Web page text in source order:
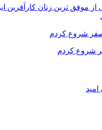
از موفق ترین زنان کارآفرین
شروع کردم